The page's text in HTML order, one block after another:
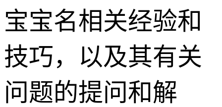
宝宝名相关经验和
技巧，以及其有关
问题的提问和解